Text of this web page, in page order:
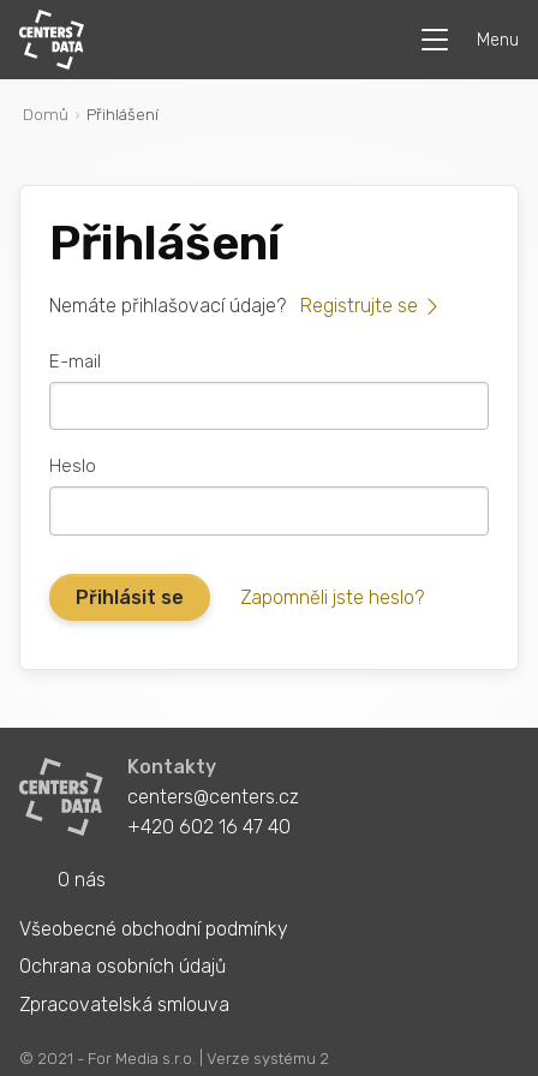
Menu
Domů Přihlášení
Přihlášení
Nemáte přihlašovací údaje? Registrujte se
E-mail
Heslo
Zapomněli jste heslo?
Kontakty
centers@centers.cz
+420 602 16 47 40
O nás
Všeobecné obchodní podmínky
Ochrana osobních údajů
Zpracovatelská smlouva
© 2021 - For Media s.r.o. | Verze systému 2